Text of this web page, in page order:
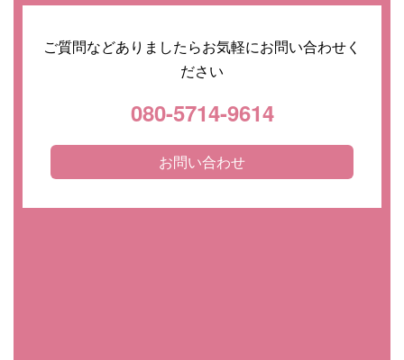
ご質問などありましたらお気軽にお問い合わせく
ださい
080-5714-9614
お問い合わせ